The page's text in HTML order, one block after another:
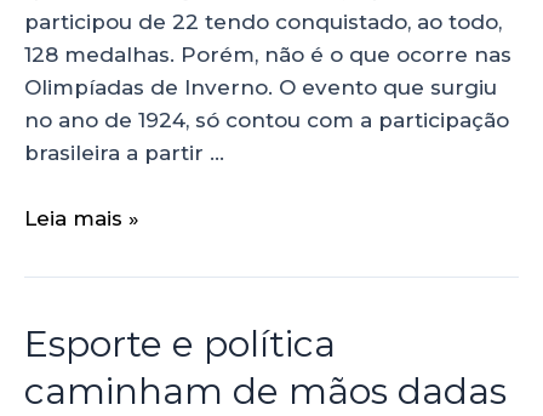
participou de 22 tendo conquistado, ao todo,
128 medalhas. Porém, não é o que ocorre nas
Olimpíadas de Inverno. O evento que surgiu
no ano de 1924, só contou com a participação
brasileira a partir …
Leia mais »
Esporte e política
caminham de mãos dadas